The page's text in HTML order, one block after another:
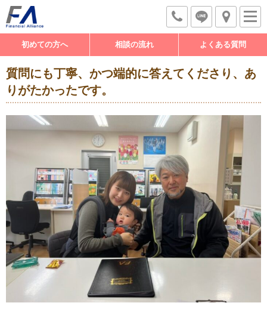
初めての方へ 相談の流れ よくある質問
質問にも丁寧、かつ端的に答えてくださり、あ
りがたかったです。